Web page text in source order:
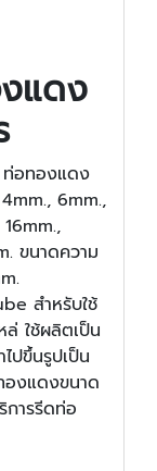
แดง
ท่อทองแดง
6mm.,
ขนาดความ
สำหรับใช้
ล่ ใช้ผลิตเป็น
ปขึ้นรูปเป็น
งแดงขนาด
การรีดท่อ